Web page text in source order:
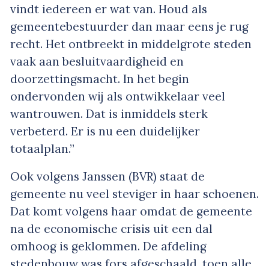
vindt iedereen er wat van. Houd als
gemeentebestuurder dan maar eens je rug
recht. Het ontbreekt in middelgrote steden
vaak aan besluitvaardigheid en
doorzettingsmacht. In het begin
ondervonden wij als ontwikkelaar veel
wantrouwen. Dat is inmiddels sterk
verbeterd. Er is nu een duidelijker
totaalplan.”
Ook volgens Janssen (BVR) staat de
gemeente nu veel steviger in haar schoenen.
Dat komt volgens haar omdat de gemeente
na de economische crisis uit een dal
omhoog is geklommen. De afdeling